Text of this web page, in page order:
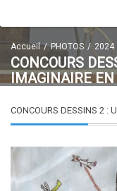
Accueil PHOTOS 2024
CONCOURS
IMAGINAIRE
CONCOURS DESSINS 2 :